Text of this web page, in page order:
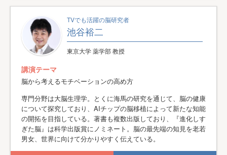
TVでも活躍の脳研究者
池谷裕二
東京大学 薬学部 教授
講演テーマ
脳から考えるモチベーションの高め方
専門分野は大脳生理学。とくに海馬の研究を通じて、脳の健康
について探究しており、AIチップの脳移植によって新たな知能
の開拓を目指している。著書も複数出版しており、『進化しす
ぎた脳』は科学出版賞にノミネート。脳の最先端の知見を老若
男女、世界に向けて分かりやすく伝えている。